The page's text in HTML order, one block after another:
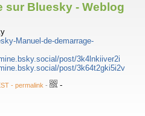
sur Bluesky - Weblog
Manuel-de-demarrage-
post/3k4lnkiiver2i
post/3k64t2gki5i2v
- permalink - -